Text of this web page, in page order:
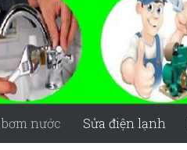
nước Sửa điện lạnh